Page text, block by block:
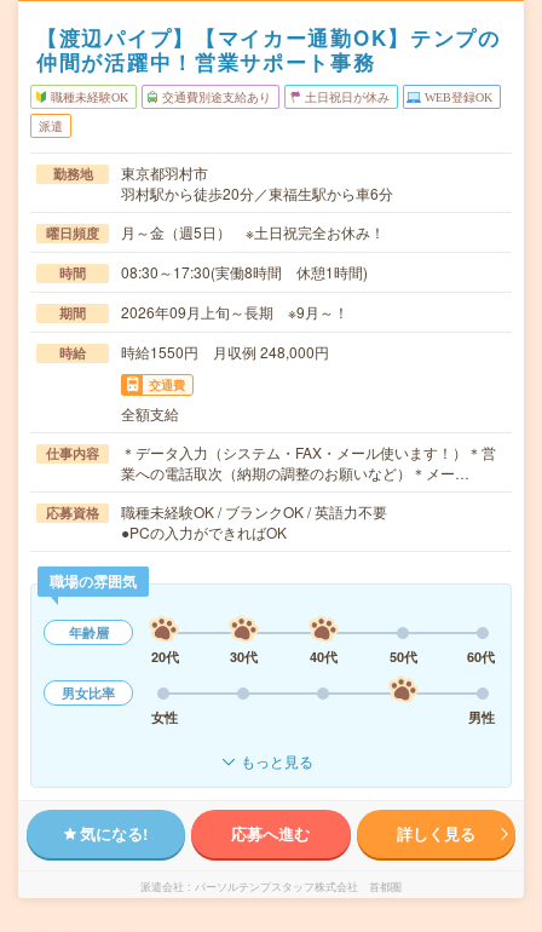
【渡辺パイプ】【マイカー通勤OK】テンプの
仲間が活躍中！営業サポート事務
職種未経験OK 交通費別途支給あり 土日祝日が休み WEB登録OK
派遣
勤務地
東京都羽村市
羽村駅から徒歩20分／東福生駅から車6分
曜日頻度 月～金（週5日） ※土日祝完全お休み！
時間 08:30～17:30(実働8時間 休憩1時間)
期間 2026年09月上旬～長期 ※9月～！
時給 時給1550円 月収例 248,000円
交通費
全額支給
仕事内容
＊データ入力（システム・FAX・メール使います！）＊営
業への電話取次（納期の調整のお願いなど）＊メー…
応募資格
職種未経験OK / ブランクOK / 英語力不要
●PCの入力ができればOK
職場の雰囲気
年齢層
20代
30代 40代 50代
60代
男女比率
女性
男性
もっと見る
気になる! 応募へ進む 詳しく見る
派遣会社 パーソルテンプスタッフ株式会社 首都圏